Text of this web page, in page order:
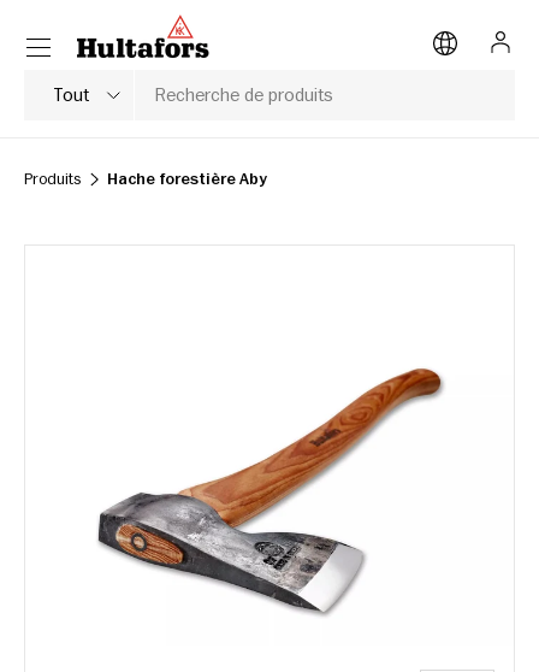
ALLER AU CONTENU
Rechercher
Type de produit
Tout
Se
Menu
Produits Hache forestière Aby